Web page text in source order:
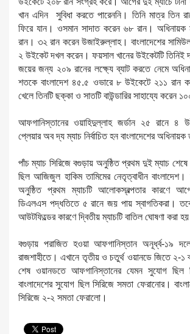
খান এদিন সুবিধা করতে পারেননি। তিনি মাত্র তিন
ফিরে যান। ওসমান সাদাত করেন ৬৮ রান। অধিনায়ক
রান। ৩২ রান করেন উজাইরুল্লাহ। বাংলাদেশের
২ উইকেট দখল করেন। ফয়সাল খানের উইকেটটি তিনিই
জয়ের জন্য ২০৯ রানের লক্ষ্যে ব্যাট করতে নেমে
শতকে বাংলাদেশ ৪৫.৫ ওভারে ৮ উইকেটে ২১১ রান
খেলে তিনটি ছক্কা ও সাতটি বাউন্ডারির সাহায্যে করেন
আফগানিস্তানের ওয়াহিদুল্লাহ জর্ডান ২৫ রানে ৪
প্লেয়ার অব দ্য ম্যাচ নির্বাচিত হন বাংলাদেশের অধিনায়ক
পাঁচ ম্যাচ সিরিজেবগুড়ায় অনুষ্ঠিত প্রথম দুই ম্যাচ শেষে
ছিল আজিজুল হাকিম তামিমের নেতৃত্বাধীন বাংলাদেশ।
অনুষ্ঠিত প্রথম ম্যাচটি আলোকস্বল্পতার কারণে
ডিএলএস পদ্ধতিতে ৫ রানে জয় পায় স্বাগতিকরা।
আউটফিল্ডের কারণে দ্বিতীয় ম্যাচটি বাতিল ঘোষণা করা
বগুড়ায় পরাজিত হওয়া আফগানিস্তান অনূর্ধ্ব-১৯
রাজশাহীতে। এখানে তৃতীয় ও চতুর্থ ওয়ানডে জিতে ২-১
শেষ ওয়ানডতে আফগানিস্তানের যেমন সুযোগ ছিল
বাংলাদেশের সুযোগ ছিল সিরিজে সমতা ফেরানোর।
সিরিজে ২-২ সমতা ফেরালো।